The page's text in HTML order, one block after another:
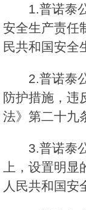
1.普诺泰
安全生产责任
民共和国安全
2.普诺泰
防护措施，违
法》第二十九
3.普诺泰
上，设置明
人民共和国安